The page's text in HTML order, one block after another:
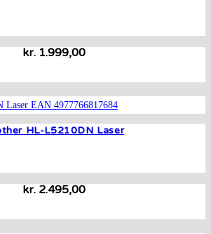
kr. 1.999,00
HL-L5210DN Laser
kr. 2.495,00